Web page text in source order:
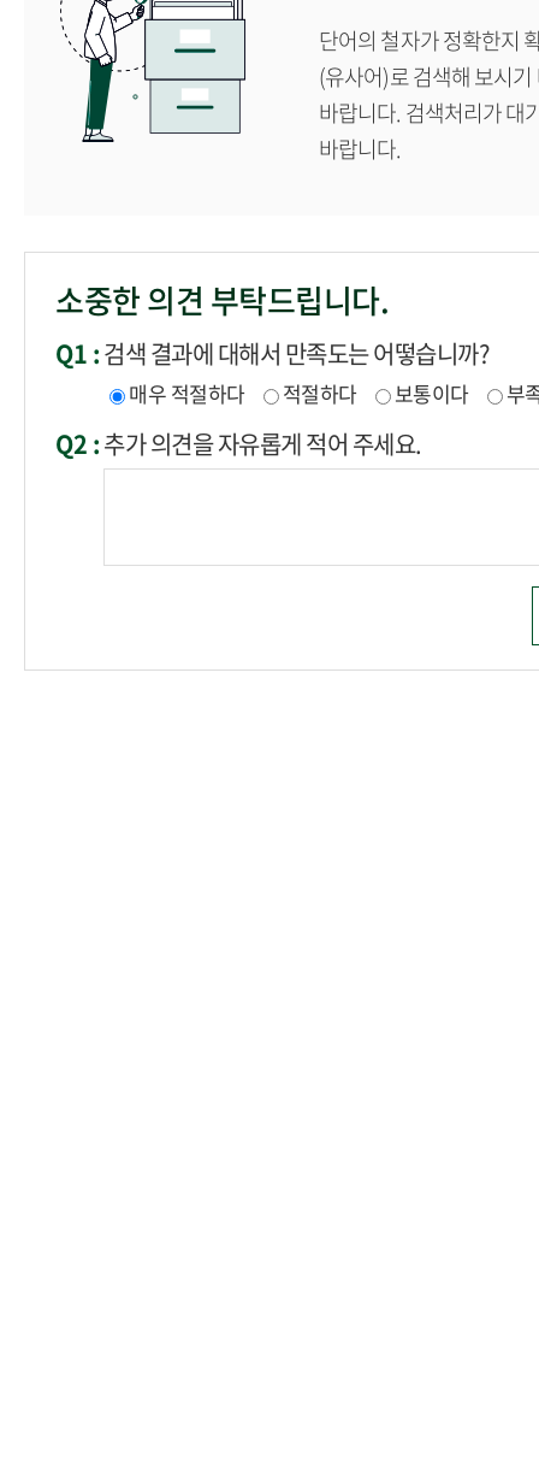
단어의 철자가 정확한지
(유사어)로 검색해 보시
바랍니다. 검색처리가 대
바랍니다.
소중한 의견 부탁드립니다.
Q1 :검색 결과에 대해서 만족도는 어떻습니까?
매우 적절하다 적절하다 보통이다 부
Q2 :추가 의견을 자유롭게 적어 주세요.